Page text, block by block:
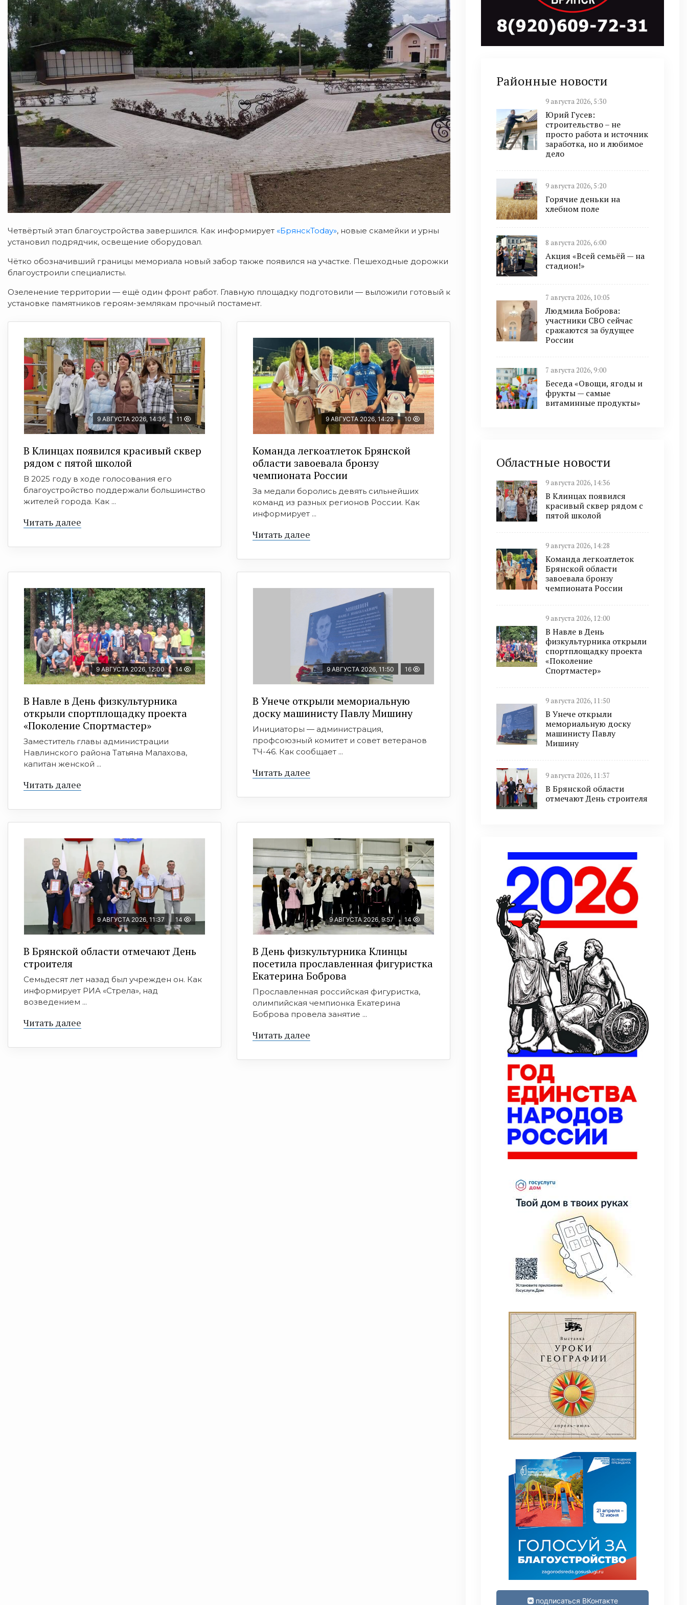
Четвёртый этап благоустройства завершился. Как информирует «БрянскToday», новые скамейки и урны
установил подрядчик, освещение оборудовал.
Чётко обозначивший границы мемориала новый забор также появился на участке. Пешеходные дорожки
благоустроили специалисты.
Озеленение территории — ещё один фронт работ. Главную площадку подготовили — выложили готовый к
установке памятников героям-землякам прочный постамент.
9 АВГУСТА 2026, 14:36 11
В Клинцах появился красивый сквер
рядом с пятой школой
В 2025 году в ходе голосования его
благоустройство поддержали большинство
жителей города. Как ...
Читать далее
9 АВГУСТА 2026, 14:28 10
Команда легкоатлеток Брянской
области завоевала бронзу
чемпионата России
За медали боролись девять сильнейших
команд из разных регионов России. Как
информирует ...
Читать далее
9 АВГУСТА 2026, 12:00 14
В Навле в День физкультурника
открыли спортплощадку проекта
«Поколение Спортмастер»
Заместитель главы администрации
Навлинского района Татьяна Малахова,
капитан женской ...
Читать далее
9 АВГУСТА 2026, 11:50 16
В Унече открыли мемориальную
доску машинисту Павлу Мишину
Инициаторы — администрация,
профсоюзный комитет и совет ветеранов
ТЧ-46. Как сообщает ...
Читать далее
9 АВГУСТА 2026, 11:37 14
В Брянской области отмечают День
строителя
Семьдесят лет назад был учрежден он. Как
информирует РИА «Стрела», над
возведением ...
Читать далее
9 АВГУСТА 2026, 9:57 14
В День физкультурника Клинцы
посетила прославленная фигуристка
Екатерина Боброва
Прославленная российская фигуристка,
олимпийская чемпионка Екатерина
Боброва провела занятие ...
Читать далее
Районные новости
9 августа 2026, 5:30
Юрий Гусев:
строительство – не
просто работа и источник
заработка, но и любимое
дело
9 августа 2026, 5:20
Горячие деньки на
хлебном поле
8 августа 2026, 6:00
Акция «Всей семьёй — на
стадион!»
7 августа 2026, 10:05
Людмила Боброва:
участники СВО сейчас
сражаются за будущее
России
7 августа 2026, 9:00
Беседа «Овощи, ягоды и
фрукты — самые
витаминные продукты»
Областные новости
9 августа 2026, 14:36
В Клинцах появился
красивый сквер рядом с
пятой школой
9 августа 2026, 14:28
Команда легкоатлеток
Брянской области
завоевала бронзу
чемпионата России
9 августа 2026, 12:00
В Навле в День
физкультурника открыли
спортплощадку проекта
«Поколение
Спортмастер»
9 августа 2026, 11:50
В Унече открыли
мемориальную доску
машинисту Павлу
Мишину
9 августа 2026, 11:37
В Брянской области
отмечают День строителя
подписаться ВКонтакте